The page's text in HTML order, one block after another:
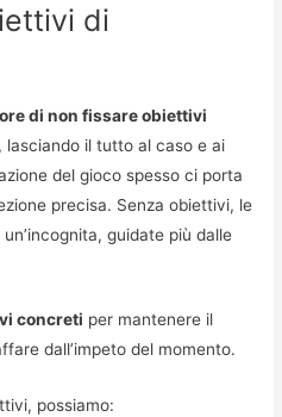
di
di non fissare obiettivi
, lasciando il tutto al caso e ai
del gioco spesso ci porta
precisa. Senza obiettivi, le
guidate più dalle
concreti per mantenere il
dall’impeto del momento.
possiamo: